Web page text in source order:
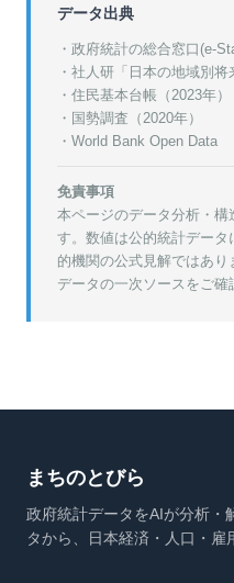
データ出典
・政府統計の総合窓口(e-
・ 社人研「日本の地域別将
・ 住民基本台帳（2023年）
・ 国勢調査（2020年）
・World Bank Open Data
免責事項
本ページのデータ分析・構
す。数値は公的統計デー
的機関の公式見解ではあ
データの一次ソースをご確
まちのとびら
政府統計データをAIが分析・
タから、日本経済・人口・雇